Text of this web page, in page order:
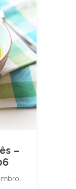
–